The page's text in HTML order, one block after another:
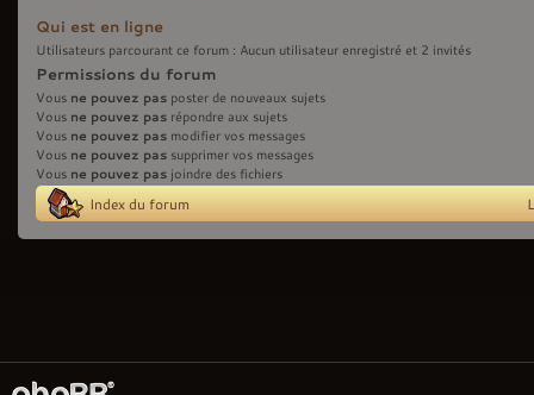
Qui est en ligne
Utilisateurs parcourant ce forum : Aucun utilisateur enregistré et 2 invités
Permissions du forum
Vous ne pouvez pas poster de nouveaux sujets
Vous ne pouvez pas répondre aux sujets
Vous ne pouvez pas modifier vos messages
Vous ne pouvez pas supprimer vos messages
Vous ne pouvez pas joindre des fichiers
Index du forum